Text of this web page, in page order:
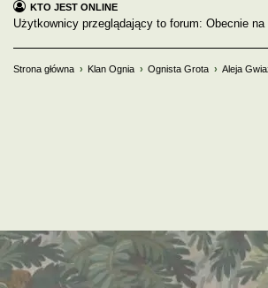
KTO JEST ONLINE
Użytkownicy przeglądający to forum: Obecnie
Strona główna Klan Ognia Ognista Grota Aleja